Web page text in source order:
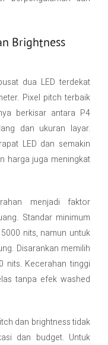
Brightness
dua LED terdekat
Pixel pitch terbaik
berkisar antara P4
dan ukuran layar.
LED dan semakin
harga juga meningkat
menjadi faktor
Standar minimum
nits, namun untuk
Disarankan memilih
nits. Kecerahan tinggi
tanpa efek washed
dan brightness tidak
dan budget. Untuk